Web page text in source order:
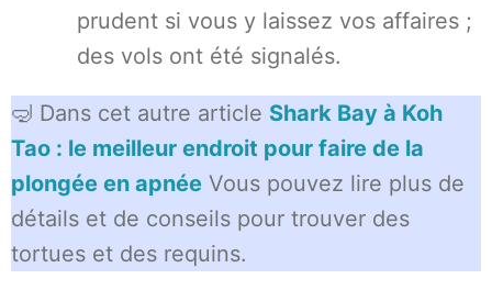
prudent si vous y laissez vos affaires ;
des vols ont été signalés.
🤿 Dans cet autre article Shark Bay à Koh
Tao : le meilleur endroit pour faire de la
plongée en apnée Vous pouvez lire plus de
détails et de conseils pour trouver des
tortues et des requins.